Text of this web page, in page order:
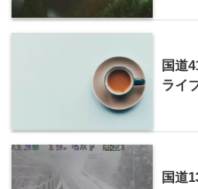
国道
ライ
国道